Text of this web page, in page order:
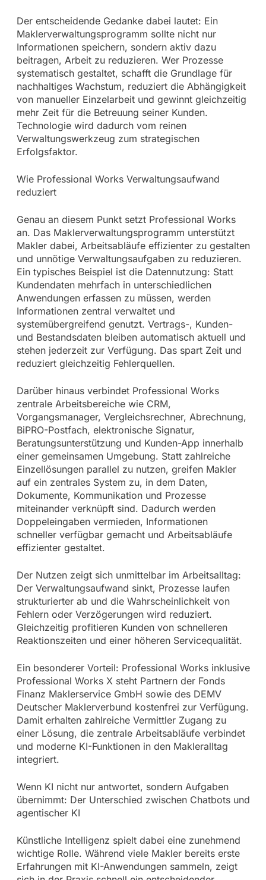
Der entscheidende Gedanke dabei lautet: Ein
Maklerverwaltungsprogramm sollte nicht nur
Informationen speichern, sondern aktiv dazu
beitragen, Arbeit zu reduzieren. Wer Prozesse
systematisch gestaltet, schafft die Grundlage für
nachhaltiges Wachstum, reduziert die Abhängigkeit
von manueller Einzelarbeit und gewinnt gleichzeitig
mehr Zeit für die Betreuung seiner Kunden.
Technologie wird dadurch vom reinen
Verwaltungswerkzeug zum strategischen
Erfolgsfaktor.
Wie Professional Works Verwaltungsaufwand
reduziert
Genau an diesem Punkt setzt Professional Works
an. Das Maklerverwaltungsprogramm unterstützt
Makler dabei, Arbeitsabläufe effizienter zu gestalten
und unnötige Verwaltungsaufgaben zu reduzieren.
Ein typisches Beispiel ist die Datennutzung: Statt
Kundendaten mehrfach in unterschiedlichen
Anwendungen erfassen zu müssen, werden
Informationen zentral verwaltet und
systemübergreifend genutzt. Vertrags-, Kunden-
und Bestandsdaten bleiben automatisch aktuell und
stehen jederzeit zur Verfügung. Das spart Zeit und
reduziert gleichzeitig Fehlerquellen.
Darüber hinaus verbindet Professional Works
zentrale Arbeitsbereiche wie CRM,
Vorgangsmanager, Vergleichsrechner, Abrechnung,
BiPRO-Postfach, elektronische Signatur,
Beratungsunterstützung und Kunden-App innerhalb
einer gemeinsamen Umgebung. Statt zahlreiche
Einzellösungen parallel zu nutzen, greifen Makler
auf ein zentrales System zu, in dem Daten,
Dokumente, Kommunikation und Prozesse
miteinander verknüpft sind. Dadurch werden
Doppeleingaben vermieden, Informationen
schneller verfügbar gemacht und Arbeitsabläufe
effizienter gestaltet.
Der Nutzen zeigt sich unmittelbar im Arbeitsalltag:
Der Verwaltungsaufwand sinkt, Prozesse laufen
strukturierter ab und die Wahrscheinlichkeit von
Fehlern oder Verzögerungen wird reduziert.
Gleichzeitig profitieren Kunden von schnelleren
Reaktionszeiten und einer höheren Servicequalität.
Ein besonderer Vorteil: Professional Works inklusive
Professional Works X steht Partnern der Fonds
Finanz Maklerservice GmbH sowie des DEMV
Deutscher Maklerverbund kostenfrei zur Verfügung.
Damit erhalten zahlreiche Vermittler Zugang zu
einer Lösung, die zentrale Arbeitsabläufe verbindet
und moderne KI-Funktionen in den Makleralltag
integriert.
Wenn KI nicht nur antwortet, sondern Aufgaben
übernimmt: Der Unterschied zwischen Chatbots und
agentischer KI
Künstliche Intelligenz spielt dabei eine zunehmend
wichtige Rolle. Während viele Makler bereits erste
Erfahrungen mit KI-Anwendungen sammeln, zeigt